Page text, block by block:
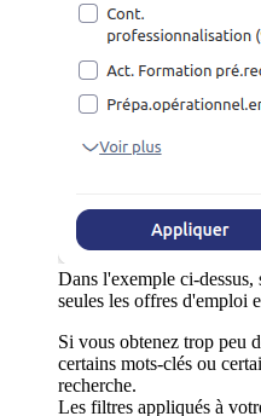
Dans l'exemple ci-
seules les offres d'emploi
Si vous obtenez trop peu
certains mots-clés ou
recherche.
Les filtres appliqués à